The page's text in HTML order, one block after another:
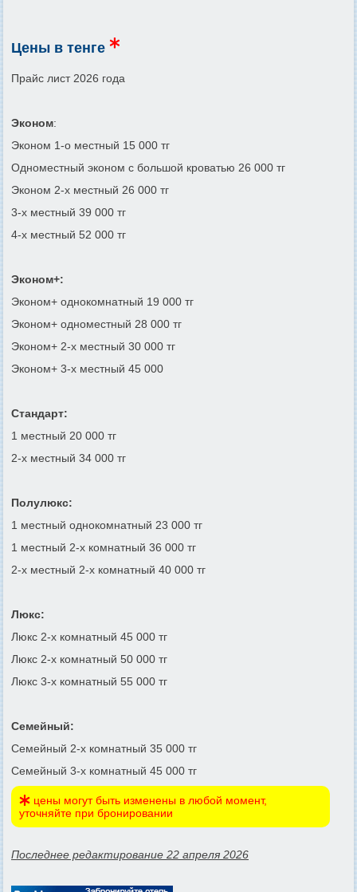
Цены в тенге
Прайс лист 2026 года
Эконом:
Эконом 1-о местный 15 000 тг
Одноместный эконом с большой кроватью 26 000 тг
Эконом 2-х местный 26 000 тг
3-х местный 39 000 тг
4-х местный 52 000 тг
Эконом+:
Эконом+ однокомнатный 19 000 тг
Эконом+ одноместный 28 000 тг
Эконом+ 2-х местный 30 000 тг
Эконом+ 3-х местный 45 000
Стандарт:
1 местный 20 000 тг
2-х местный 34 000 тг
Полулюкс:
1 местный однокомнатный 23 000 тг
1 местный 2-х комнатный 36 000 тг
2-х местный 2-х комнатный 40 000 тг
Люкс:
Люкс 2-х комнатный 45 000 тг
Люкс 2-х комнатный 50 000 тг
Люкс 3-х комнатный 55 000 тг
Семейный:
Семейный 2-х комнатный 35 000 тг
Семейный 3-х комнатный 45 000 тг
цены могут быть изменены в любой момент,
уточняйте при бронировании
Последнее редактирование 22 апреля 2026